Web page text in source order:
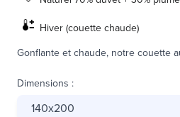
Hiver (couette chaude)
Gonflante et chaude, notre couette
Dimensions :
140x200